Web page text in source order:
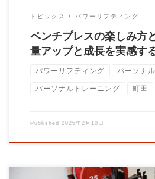
トピックス パワーリフティング
ベンチプレスの楽しみ方
量アップと成長を実感す
パワーリフティング パーソナ
パーソナルトレーニング 町田
Published 2025年2月10日